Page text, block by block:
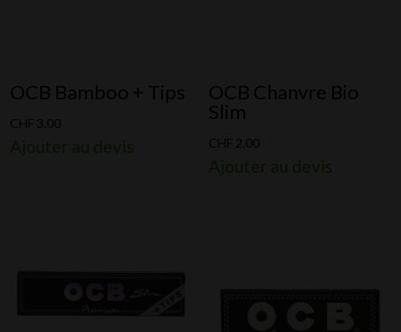
OCB Bamboo + Tips
CHF 3.00
OCB Chanvre Bio
Slim
CHF 2.00